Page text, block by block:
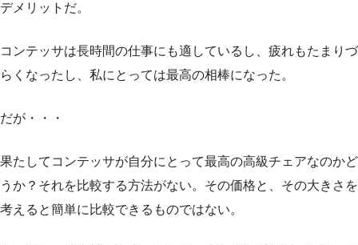
デメリットだ。
コンテッサは長時間の仕事にも適しているし、疲れもたまりづ
らくなったし、私にとっては最高の相棒になった。
だが・・・
果たしてコンテッサが自分にとって最高の高級チェアなのかど
うか？それを比較する方法がない。その価格と、その大きさを
考えると簡単に比較できるものではない。